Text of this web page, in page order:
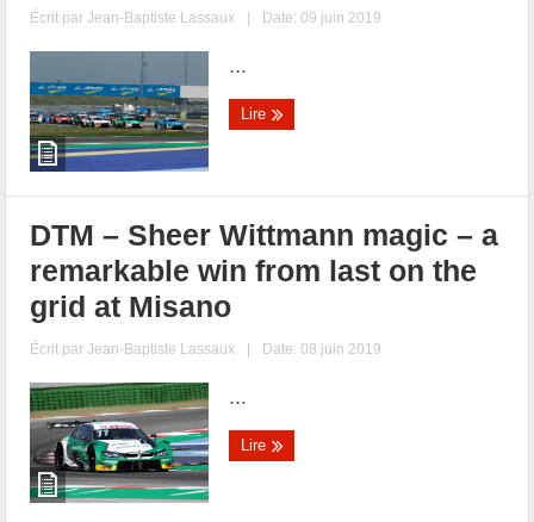
Écrit parJean-Baptiste Lassaux | Date: 09 juin 2019
...
Lire
DTM – Sheer Wittmann magic – a
remarkable win from last on the
grid at Misano
Écrit parJean-Baptiste Lassaux | Date: 08 juin 2019
...
Lire